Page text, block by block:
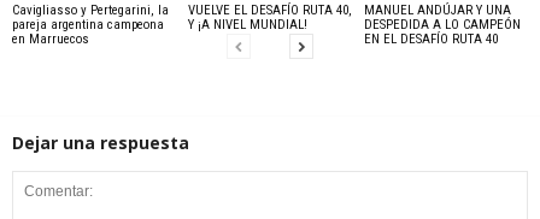
Cavigliasso y Pertegarini, la
pareja argentina campeona
en Marruecos
VUELVE EL DESAFÍO RUTA 40,
Y ¡A NIVEL MUNDIAL!
MANUEL ANDÚJAR Y UNA
DESPEDIDA A LO CAMPEÓN
EN EL DESAFÍO RUTA 40
Dejar una respuesta